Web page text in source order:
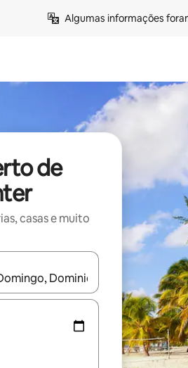
Algumas informações
de
casas e muito
disponíveis, navegue com as teclas